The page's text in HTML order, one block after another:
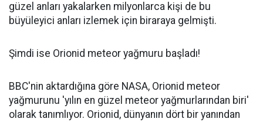
güzel anları yakalarken milyonlarca kişi de bu
büyüleyici anları izlemek için biraraya gelmişti.
Şimdi ise Orionid meteor yağmuru başladı!
BBC'nin aktardığına göre NASA, Orionid meteor
yağmurunu 'yılın en güzel meteor yağmurlarından biri'
olarak tanımlıyor. Orionid, dünyanın dört bir yanından